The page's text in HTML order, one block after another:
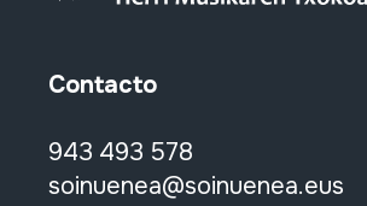
Contacto
943 493 578
soinuenea@soinuenea.eus